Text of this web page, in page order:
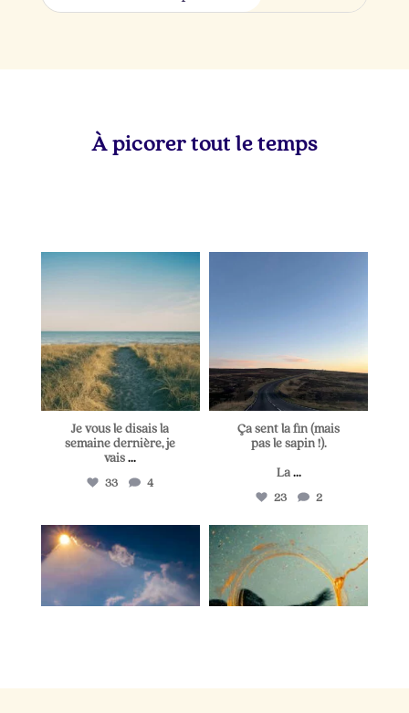
À picorer tout le temps
Je vous le disais la
semaine dernière, je
vais ...
33 4
Ça sent la fin (mais
pas le sapin !).
La ...
23 2
lapetitevoixlepodcast
Juin 25
lapetitevoixlepodcast
Juin 21